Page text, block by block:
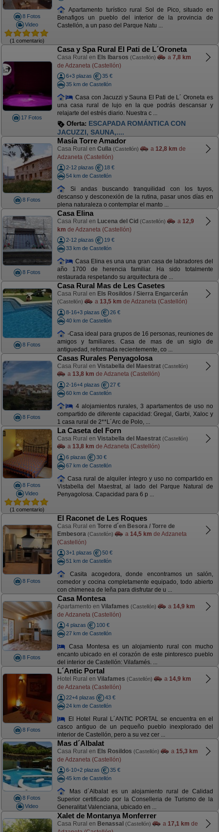
8 Fotos
Video
(1 comentario)
Apartamento turístico rural Sol de Pico, situado en
Benafigos un pueblo del interior de la provincia de
Castellón, a un paso del Parque Natu ...
17 Fotos
Casa y Spa Rural El Pati de L´Oroneta
Casa Rural en Els Ibarsos (Castellón) a 7,8 km
de Adzaneta (Castellón)
6+3 plazas
35 €
35 km de Castellón
Casa con Jacuzzi y Sauna El Pati de L´ Oroneta es
una casa rural de lujo en la que podrás descansar y
relajarte del estrés diario. Nuestra c ...
Oferta: ESCAPADA ROMÁNTICA CON
JACUZZI, SAUNA,....
8 Fotos
Masía Torre Amador
Casa Rural en Culla (Castellón) a 12,8 km de
Adzaneta (Castellón)
2-12 plazas
18 €
54 km de Castellón
Si andas buscando tranquilidad con los tuyos,
descanso y desconexión de la rutina, pasar unos días en
plena naturaleza o contemplar el manto ...
8 Fotos
Casa Elina
Casa Rural en Lucena del Cid (Castellón) a 12,9
km de Adzaneta (Castellón)
2-12 plazas
19 €
33 km de Castellón
Casa Elina es una una gran casa de labradores del
año 1700 de herencia familiar. Ha sido totalmente
restaurada respetando su arquitectura de ...
8 Fotos
Casa Rural Mas de Les Casetes
Casa Rural en Els Rosildos / Sierra Engarcerán
(Castellón) a 13,5 km de Adzaneta (Castellón)
8-16+3 plazas
26 €
40 km de Castellón
-Casa ideal para grupos de 16 personas, reuniones de
amigos y familiares. Casa de mas de un siglo de
antiguedad, reformada recientemente, co ...
8 Fotos
Casas Rurales Penyagolosa
Casa Rural en Vistabella del Maestrat (Castellón)
a 13,8 km de Adzaneta (Castellón)
2-16+4 plazas
27 €
60 km de Castellón
4 alojamientos rurales, 3 apartamentos de uso no
compartido de diferente capacidad: Gregal, Garbi, Xaloc y
1 casa rural de 2**L´Arc de Polo, ...
8 Fotos
Video
(1 comentario)
La Caseta del Forn
Casa Rural en Vistabella del Maestrat (Castellón)
a 13,8 km de Adzaneta (Castellón)
6 plazas
30 €
67 km de Castellón
Casa rural de alquiler íntegro y uso no compartido en
Vistabella del Maestrat, al lado del Parque Natural de
Penyagolosa. Capacidad para 6 p ...
8 Fotos
El Raconet de Les Roques
Casa Rural en Torre d´en Besora / Torre de
Embesora (Castellón) a 14,5 km de Adzaneta
(Castellón)
3+1 plazas
50 €
51 km de Castellón
Casita acogedora, donde encontramos un salón,
comedor y cocina completamente equipado, todo abierto
con chimenea de leña para disfrutar de u ...
8 Fotos
Casa Montesa
Apartamento en Vilafames (Castellón) a 14,9 km
de Adzaneta (Castellón)
4 plazas
100 €
27 km de Castellón
Casa Montesa es un alojamiento rural con mucho
encanto ubicado en el corazón de este pintoresco pueblo
del interior de Castellón: Vilafamés. ...
8 Fotos
L´Antic Portal
Hotel Rural en Vilafames (Castellón) a 14,9 km
de Adzaneta (Castellón)
22+4 plazas
43 €
24 km de Castellón
El Hotel Rural L´ANTIC PORTAL se encuentra en el
casco antiguo de un pequeño pueblo inexplorado del
interior de Castellón, pero a su vez cer ...
8 Fotos
Video
Mas d´Albalat
Casa Rural en Els Rosildos (Castellón) a 15,3 km
de Adzaneta (Castellón)
6-10+2 plazas
35 €
45 km de Castellón
Mas d´Albalat es un alojamiento rural de Calidad
Superior certificado por la Conselleria de Turismo de la
Generalitat Valenciana, ubicado en ...
Xalet de Montanya Monferrer
Casa Rural en Benassal (Castellón) a 17,1 km de